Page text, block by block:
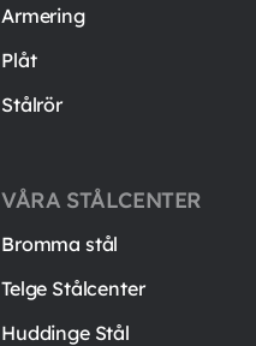
Armering
Plåt
Stålrör
VÅRA STÅLCENTER
Bromma stål
Telge Stålcenter
Huddinge Stål